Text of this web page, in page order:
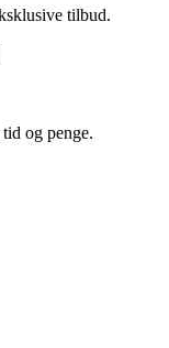
tilbud.
og penge.